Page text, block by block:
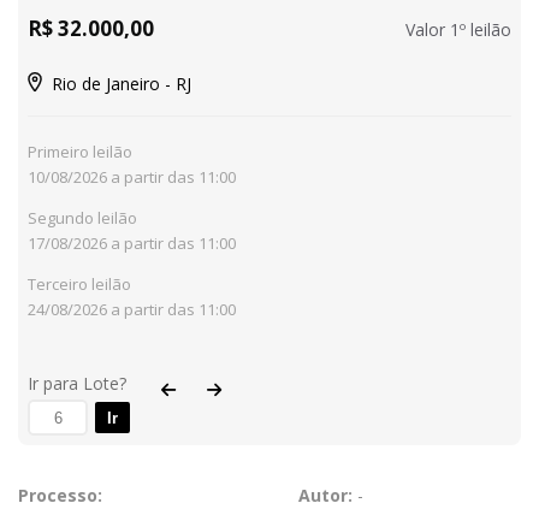
Processo: Autor: -
R$ 32.000,00 Valor 1º leilão
Rio de Janeiro - RJ
Primeiro leilão
10/08/2026 a partir das 11:00
Segundo leilão
17/08/2026 a partir das 11:00
Terceiro leilão
24/08/2026 a partir das 11:00
Ir para Lote?
Ir